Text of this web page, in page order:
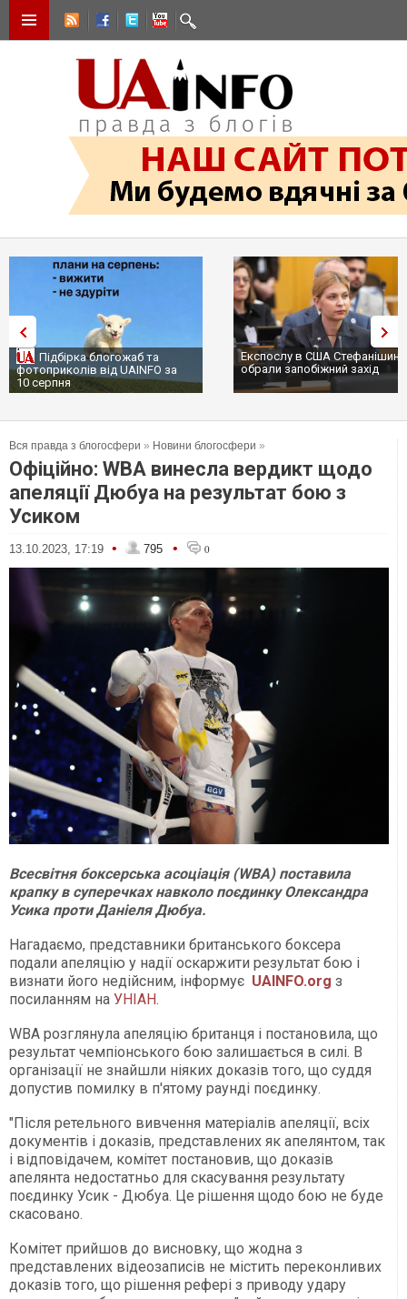
Підбірка блогожаб та
фотоприколів від UAINFO за
10 серпня
Експослу в США
обрали запобіжний захід
Вся правда з блогосфери » Новини блогосфери »
Офіційно: WBA винесла вердикт щодо
апеляції Дюбуа на результат бою з
Усиком
13.10.2023, 17:19 • 795 • 0
Всесвітня боксерська асоціація (WBA) поставила
крапку в суперечках навколо поєдинку Олександра
Усика проти Даніеля Дюбуа.
Нагадаємо, представники британського боксера
подали апеляцію у надії оскаржити результат бою і
визнати його недійсним, інформує UAINFO.org з
посиланням на УНІАН.
WBA розглянула апеляцію британця і постановила, що
результат чемпіонського бою залишається в силі. В
організації не знайшли ніяких доказів того, що суддя
допустив помилку в п'ятому раунді поєдинку.
"Після ретельного вивчення матеріалів апеляції, всіх
документів і доказів, представлених як апелянтом, так
і відповідачем, комітет постановив, що доказів
апелянта недостатньо для скасування результату
поєдинку Усик - Дюбуа. Це рішення щодо бою не буде
скасовано.
Комітет прийшов до висновку, що жодна з
представлених відеозаписів не містить переконливих
доказів того, що рішення рефері з приводу удару